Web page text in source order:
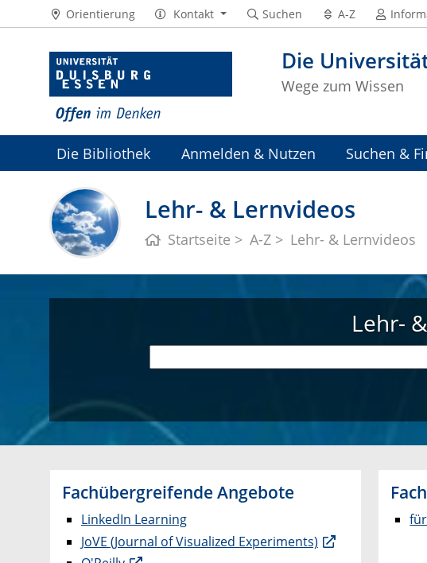
Die
Wege zum Wissen
Orientierung Kontakt Suchen A-Z
Die Bibliothek Anmelden & Nutzen Suchen &
Universitätsarchiv
Lehr- & Lernvideos
Startseite A-Z Lehr- & Lernvideos
Lehr-
Fachübergreifende Angebote
LinkedIn Learning
JoVE (Journal of Visualized Experiments)